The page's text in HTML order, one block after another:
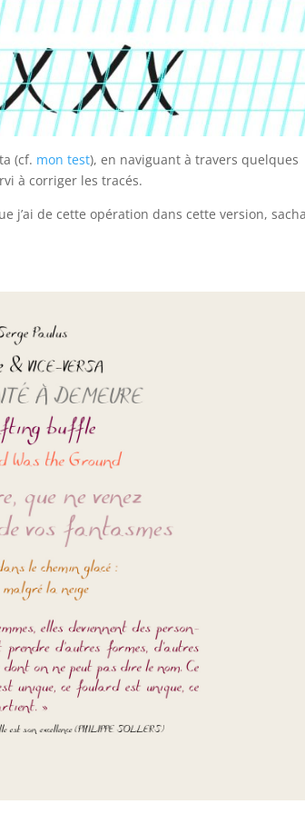
(cf. mon test), en naviguant à travers quelques
à corriger les tracés.
j’ai de cette opération dans cette version,